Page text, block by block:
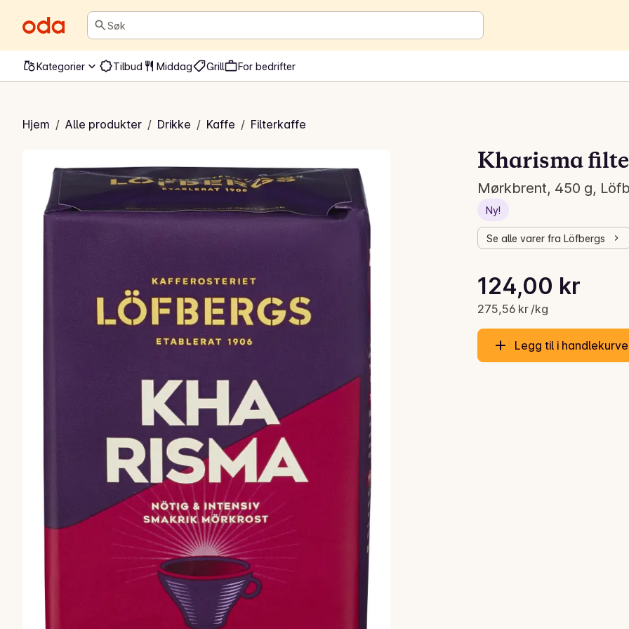
Søk
Kategorier Tilbud Middag Grill For bedrifter
Hjem / Alle produkter / Drikke / Kaffe / Filterkaffe
filtermalt
Kharisma
Mørkbrent, 450 g,
Ny!
Se alle varer fra Löfbergs
Gjeldende pris er: 124,00 kr
124,00 kr
275,56 kr /kg
Stykkpris: 275,56 kr /kg
Legg til i